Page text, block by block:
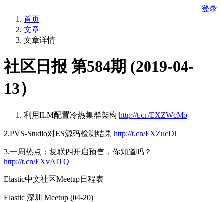
登录
首页
文章
文章详情
社区日报 第584期 (2019-04-
13）
利用ILM配置冷热集群架构 http://t.cn/EXZWcMo
2.PVS-Studio对ES源码检测结果 http://t.cn/EXZucDl
3.一周热点：复联四开启预售，你知道吗？
http://t.cn/EXvAITQ
Elastic中文社区Meetup日程表
Elastic 深圳 Meetup (04-20)